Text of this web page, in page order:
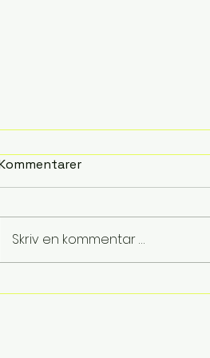
Fra liv til lyrikk
Skriv en kommentar …